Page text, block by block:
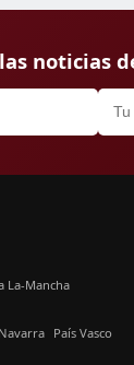
noticias
La-Mancha
Navarra País Vasco